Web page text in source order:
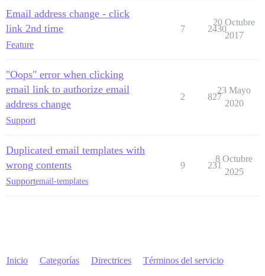
Email address change - click
link 2nd time
Feature
7 2430
20 Octubre
2017
"Oops" error when clicking
email link to authorize email
address change
Support
2 827
23 Mayo
2020
Duplicated email templates with
wrong contents
Supportemail-templates
9 231
8 Octubre
2025
Inicio Categorías Directrices Términos del servicio